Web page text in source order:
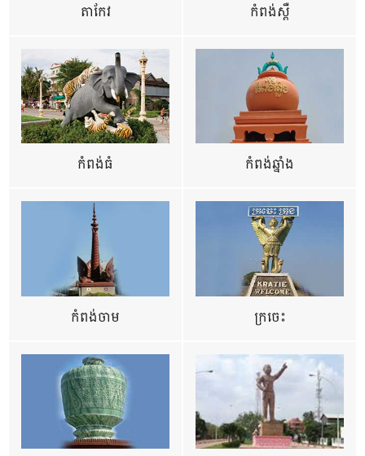
តាកែវ កំពង់ស្ពឺ
កំពង់ធំ កំពង់ឆ្នាំង
កំពង់ចាម ក្រចេះ